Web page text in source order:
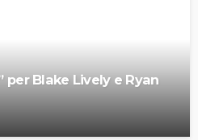
per Blake Lively e Ryan